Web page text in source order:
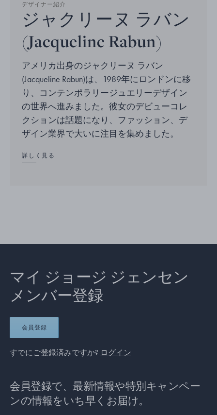
デザイナー紹介
ジャクリーヌ ラバン
(Jacqueline Rabun)
アメリカ出身のジャクリーヌ ラバン
(Jacqueline Rabun)は、1989年にロンドンに移
り、コンテンポラリージュエリーデザイン
の世界へ進みました。彼女のデビューコレ
クションは話題になり、ファッション、デ
ザイン業界で大いに注目を集めました。
詳しく見る
マイ ジョージ ジェンセン
メンバー登録
会員登録
すでにご登録済みですか? ログイン
会員登録で、最新情報や特別キャンペー
ンの情報をいち早くお届け。